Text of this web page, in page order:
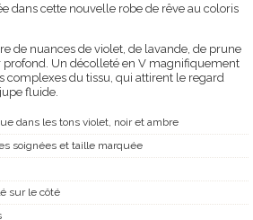
dans cette nouvelle robe de rêve au coloris
de nuances de violet, de lavande, de prune
Un décolleté en V magnifiquement
complexes du tissu, qui attirent le regard
fluide.
dans les tons violet, noir et ambre
soignées et taille marquée
sur le côté